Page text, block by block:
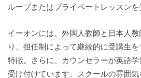
ループまたはプライベートレッスンを
イーオンには、外国人教師と日本人
り、担任制によって継続的に受講生
特徴。さらに、カウンセラーが英語
受け付けています。スクールの雰囲